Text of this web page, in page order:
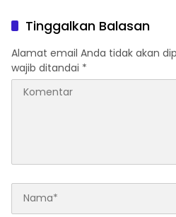
Tinggalkan Balasan
Alamat email Anda tidak akan
wajib ditandai *